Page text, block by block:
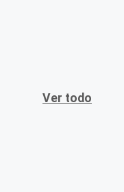
Ver todo